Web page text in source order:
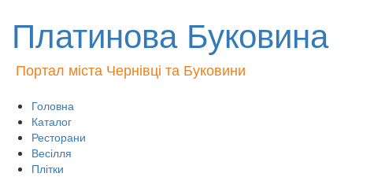
Платинова Буковина
Портал міста Чернівці та Буковини
Головна
Каталог
Ресторани
Весілля
Плітки